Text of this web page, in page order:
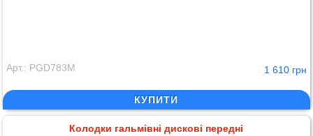
Арт.: PGD783M 1 610 грн
КУПИТИ
Колодки гальмівні дискові передні